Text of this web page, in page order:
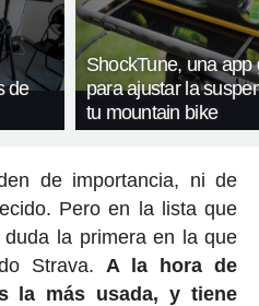
de
ShockTune, una app
para ajustar la
tu mountain bike
de importancia, ni de
Pero en la lista que
la primera en la que
Strava. A la hora de
la más usada, y tiene